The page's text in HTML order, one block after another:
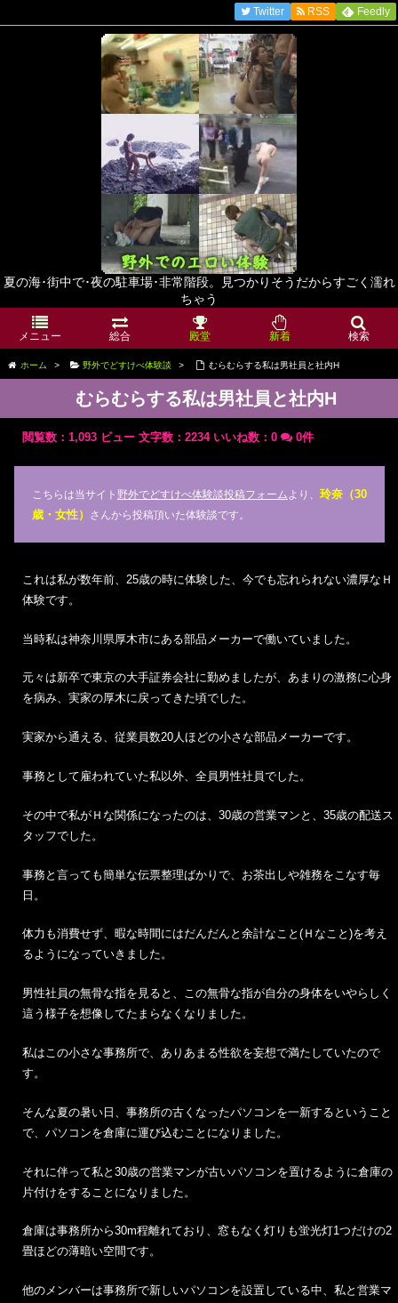
夏の海･街中で･夜の駐車場･非常階段。見つかりそうだからすごく濡れ
ちゃう
メニュー 総合 殿堂 新着 検索
Twitter RSS Feedly
ホーム > 野外でどすけべ体験談 > むらむらする私は男社員と社内H
むらむらする私は男社員と社内H
閲覧数：1,093 ビュー 文字数：2234 いいね数： 0 0件
こちらは当サイト 野外でどすけべ体験談投稿フォーム より、 玲奈（30
歳・女性）
さんから投稿頂いた体験談です。
これは私が数年前、25歳の時に体験した、今でも忘れられない濃厚なＨ
体験です。
当時私は神奈川県厚木市にある部品メーカーで働いていました。
元々は新卒で東京の大手証券会社に勤めましたが、あまりの激務に心身
を病み、実家の厚木に戻ってきた頃でした。
実家から通える、従業員数20人ほどの小さな部品メーカーです。
事務として雇われていた私以外、全員男性社員でした。
その中で私がＨな関係になったのは、30歳の営業マンと、35歳の配送ス
タッフでした。
事務と言っても簡単な伝票整理ばかりで、お茶出しや雑務をこなす毎
日。
体力も消費せず、暇な時間にはだんだんと余計なこと(Ｈなこと)を考え
るようになっていきました。
男性社員の無骨な指を見ると、この無骨な指が自分の身体をいやらしく
這う様子を想像してたまらなくなりました。
私はこの小さな事務所で、ありあまる性欲を妄想で満たしていたので
す。
そんな夏の暑い日、事務所の古くなったパソコンを一新するということ
で、パソコンを倉庫に運び込むことになりました。
それに伴って私と30歳の営業マンが古いパソコンを置けるように倉庫の
片付けをすることになりました。
倉庫は事務所から30m程離れており、窓もなく灯りも蛍光灯1つだけの2
畳ほどの薄暗い空間です。
他のメンバーは事務所で新しいパソコンを設置している中、私と営業マ